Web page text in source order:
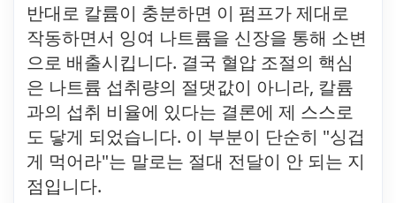
반대로 칼륨이 충분하면 이 펌프가 제대로
작동하면서 잉여 나트륨을 신장을 통해 소변
으로 배출시킵니다. 결국 혈압 조절의 핵심
은 나트륨 섭취량의 절댓값이 아니라, 칼륨
과의 섭취 비율에 있다는 결론에 제 스스로
도 닿게 되었습니다. 이 부분이 단순히 "싱겁
게 먹어라"는 말로는 절대 전달이 안 되는 지
점입니다.